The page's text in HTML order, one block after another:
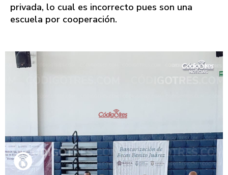
privada, lo cual es incorrecto pues son una
escuela por cooperación.